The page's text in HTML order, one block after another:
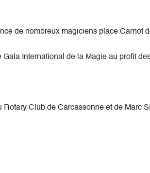
de nombreux magiciens place Carnot
International de la Magie au profit
Club de Carcassonne et de Marc